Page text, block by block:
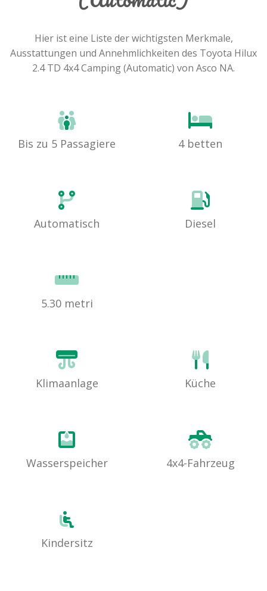
Hier ist eine Liste der wichtigsten Merkmale,
Ausstattungen und Annehmlichkeiten des Toyota Hilux
2.4 TD 4x4 Camping (Automatic) von Asco NA.
Bis zu 5 Passagiere 4 betten
Automatisch Diesel
5.30 metri
Klimaanlage Küche
Wasserspeicher 4x4-Fahrzeug
Kindersitz